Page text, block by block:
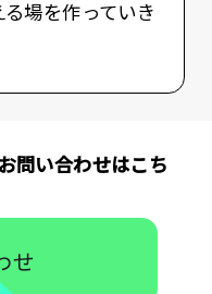
場を作っていき
問い合わせはこち
せ